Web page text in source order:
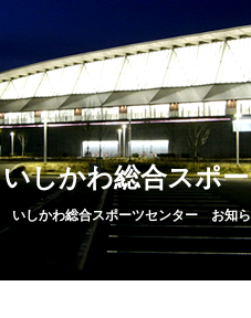
いしかわ総合スポ
いしかわ総合スポーツセンター お知